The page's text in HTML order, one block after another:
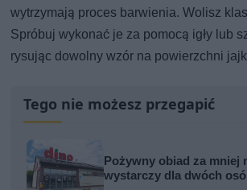
wytrzymają proces barwienia. Wolisz
Spróbuj wykonać je za pomocą igły lub
rysując dowolny wzór na powierzchni
Tego nie możesz przegapić
Pożywny obiad za mniej
wystarczy dla dwóch